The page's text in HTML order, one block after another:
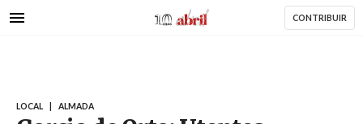
para
AbrilAbril CONTRIBUIR
LOCAL ALMADA